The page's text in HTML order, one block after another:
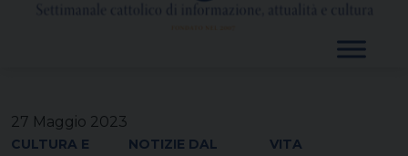
27 Maggio 2023
CULTURA E
NOTIZIE DAL
VITA